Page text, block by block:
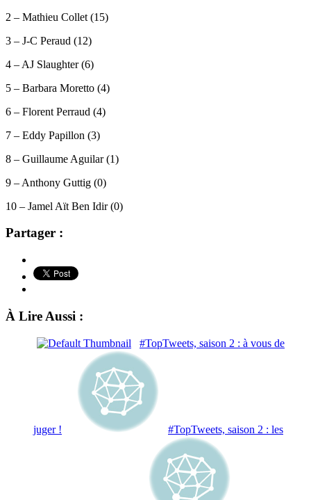
2 – Mathieu Collet (15)
3 – J-C Peraud (12)
4 – AJ Slaughter (6)
5 – Barbara Moretto (4)
6 – Florent Perraud (4)
7 – Eddy Papillon (3)
8 – Guillaume Aguilar (1)
9 – Anthony Guttig (0)
10 – Jamel Aït Ben Idir (0)
Partager :
À Lire Aussi :
#TopTweets, saison 2 : à vous de
juger ! #TopTweets, saison 2 : les